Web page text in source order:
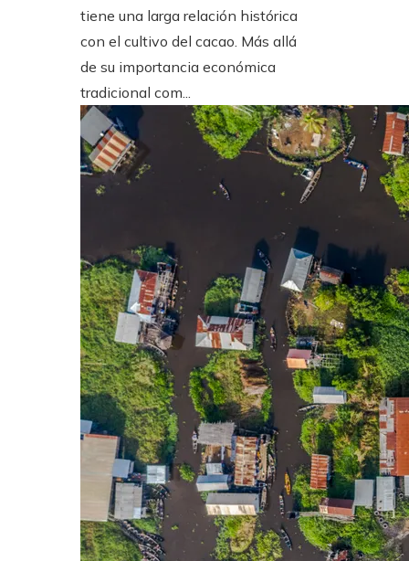
tiene una larga relación histórica
con el cultivo del cacao. Más allá
de su importancia económica
tradicional com...